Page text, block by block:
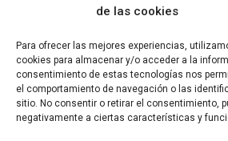
de las cookies
Para ofrecer las mejores experiencias,
cookies para almacenar y/o acceder a la
consentimiento de estas tecnologías nos
el comportamiento de navegación o las
sitio. No consentir o retirar el consentimiento,
negativamente a ciertas características y
(c)CONPRODAT ha implementado un Plan de